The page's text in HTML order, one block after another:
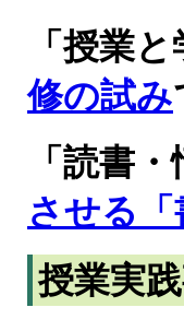
「授業
修の試み
「読書
させる
授業実